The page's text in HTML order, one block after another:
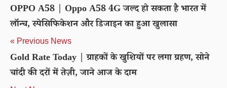
OPPO A58 | Oppo A58 4G जल्द हो सकता है भारत में
लॉन्च, स्पेसिफिकेशन और डिजाइन का हुआ खुलासा
« Previous News
Gold Rate Today | ग्राहकों के खुशियों पर लगा ग्रहण, सोने
चांदी की दरों में तेज़ी, जाने आज के दाम